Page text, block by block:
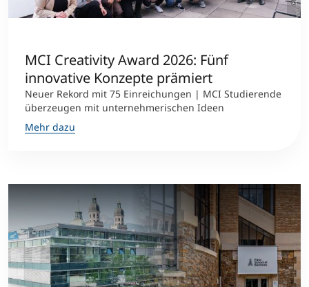
MCI Creativity Award 2026: Fünf
innovative Konzepte prämiert
Neuer Rekord mit 75 Einreichungen | MCI Studierende
überzeugen mit unternehmerischen Ideen
Mehr dazu